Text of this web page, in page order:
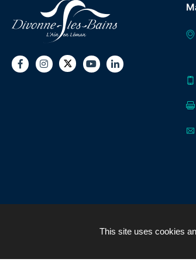
FacebookInstagram
TwitterYoutubeLinkedIn
This site uses cookies